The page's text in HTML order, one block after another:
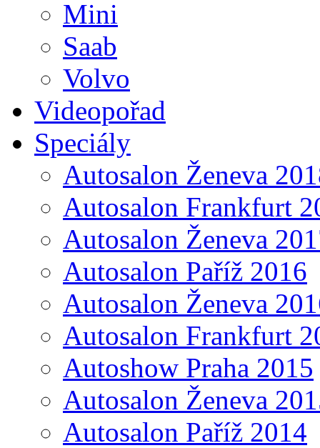
Mini
Saab
Volvo
Videopořad
Speciály
Autosalon Ženeva
Autosalon Frankfurt
Autosalon Ženeva
Autosalon Paříž 2016
Autosalon Ženeva
Autosalon Frankfurt
Autoshow Praha 2015
Autosalon Ženeva
Autosalon Paříž 2014